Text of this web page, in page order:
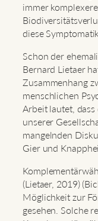
immer
diese
Schon der
Bernard Lietaer
Zusammenhang
menschlichen
Arbeit lautet, dass
unserer
mangelnden
Gier und
(Lietaer, 2019)
Möglichkeit zur
gesehen. Solche